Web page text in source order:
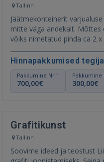
Tallinn
Jäätmekonteinerit
mitte väga andekalt. Mõttes
võiks nimetatud pinda ca 2
Hinnapakkumised
Pakkumine Nr 1
700,00€
Pakkumine
300,00€
Grafitikunst
Tallinn
Soovime ideed ja teostust